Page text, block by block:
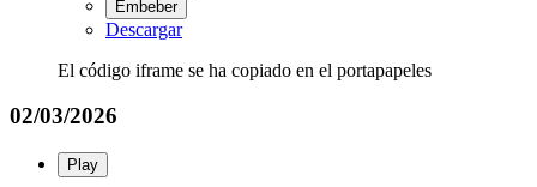
Embeber
Descargar
El código iframe se ha copiado en el portapapeles
02/03/2026
Play